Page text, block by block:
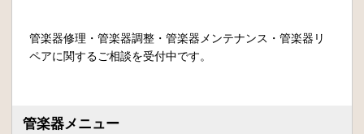
管楽器修理・管楽器調整・管楽器メンテナンス・管楽器リ
ペアに関するご相談を受付中です。
管楽器メニュー